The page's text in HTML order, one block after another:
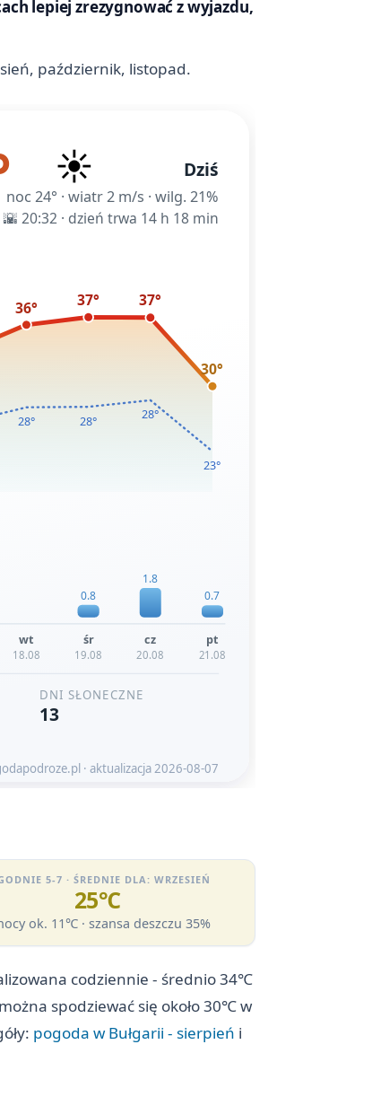
lepiej zrezygnować z wyjazdu,
październik, listopad.
5-7 · ŚREDNIE DLA: WRZESIEŃ
25℃
ok. 11℃ · szansa deszczu 35%
codziennie - średnio 34℃
spodziewać się około 30℃ w
pogoda w Bułgarii - sierpień i